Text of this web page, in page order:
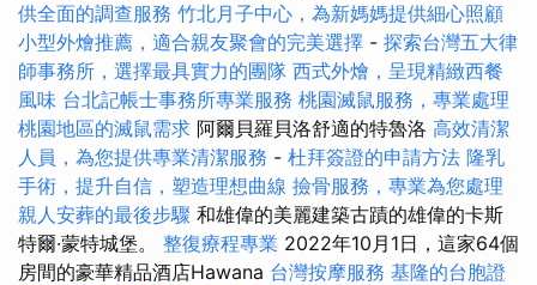
供全面的調查服務 竹北月子中心，為新媽媽提供細心照顧
小型外燴推薦，適合親友聚會的完美選擇 - 探索台灣五大律
師事務所，選擇最具實力的團隊 西式外燴，呈現精緻西餐
風味 台北記帳士事務所專業服務 桃園滅鼠服務，專業處理
桃園地區的滅鼠需求 阿爾貝羅貝洛舒適的特魯洛 高效清潔
人員，為您提供專業清潔服務 - 杜拜簽證的申請方法 隆乳
手術，提升自信，塑造理想曲線 撿骨服務，專業為您處理
親人安葬的最後步驟 和雄偉的美麗建築古蹟的雄偉的卡斯
特爾·蒙特城堡。 整復療程專業 2022年10月1日，這家64個
房間的豪華精品酒店Hawana 台灣按摩服務 基隆的台胞證